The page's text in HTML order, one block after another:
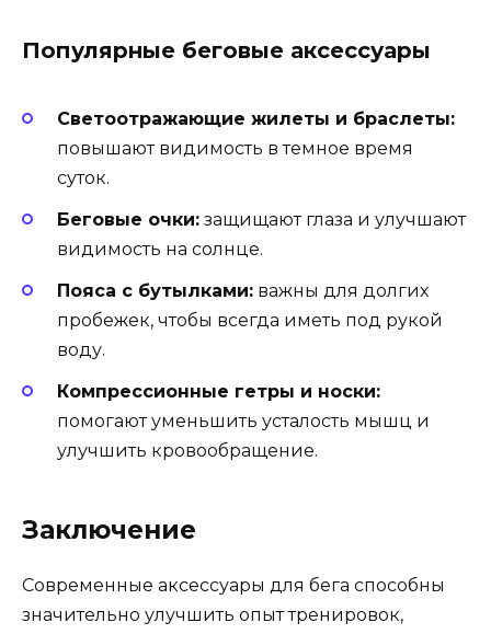
Популярные беговые аксессуары
Светоотражающие жилеты и браслеты:
повышают видимость в темное время
суток.
Беговые очки: защищают глаза и улучшают
видимость на солнце.
Пояса с бутылками: важны для долгих
пробежек, чтобы всегда иметь под рукой
воду.
Компрессионные гетры и носки:
помогают уменьшить усталость мышц и
улучшить кровообращение.
Заключение
Современные аксессуары для бега способны
значительно улучшить опыт тренировок,